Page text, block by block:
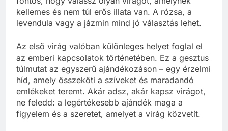
kellemes és nem túl erős illata van. A rózsa, a
levendula vagy a jázmin mind jó választás lehet.
Az első virág valóban különleges helyet foglal el
az emberi kapcsolatok történetében. Ez a gesztus
túlmutat az egyszerű ajándékozáson – egy érzelmi
híd, amely összeköti a szíveket és maradandó
emlékeket teremt. Akár adsz, akár kapsz virágot,
ne feledd: a legértékesebb ajándék maga a
figyelem és a szeretet, amelyet a virág közvetít.